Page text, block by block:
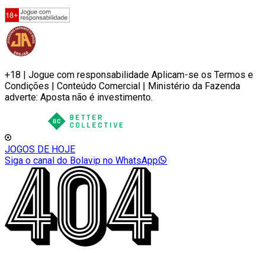
+18 | Jogue com responsabilidade Aplicam-se os Termos e
Condições | Conteúdo Comercial | Ministério da Fazenda
adverte: Aposta não é investimento.
JOGOS DE HOJE
Siga o canal do Bolavip no WhatsApp